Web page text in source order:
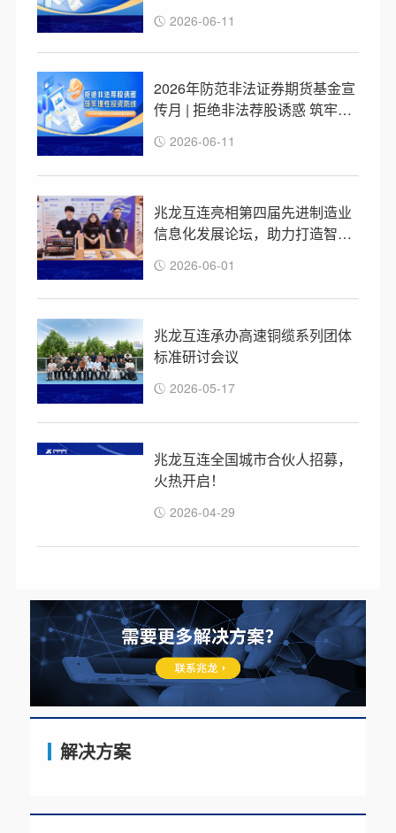
2026-06-11
2026年防范非法证券期货基金宣
传月 | 拒绝非法荐股诱惑 筑牢理
2026-06-11
兆龙互连亮相第四届先进制造业
信息化发展论坛，助力打造智算
2026-06-01
兆龙互连承办高速铜缆系列团体
标准研讨会议
2026-05-17
兆龙互连全国城市合伙人招募，
火热开启！
2026-04-29
解决方案